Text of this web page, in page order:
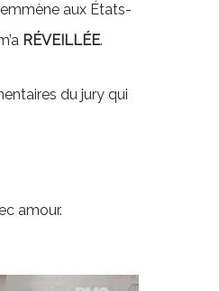
aux États-
RÉVEILLÉE.
du jury qui
amour.